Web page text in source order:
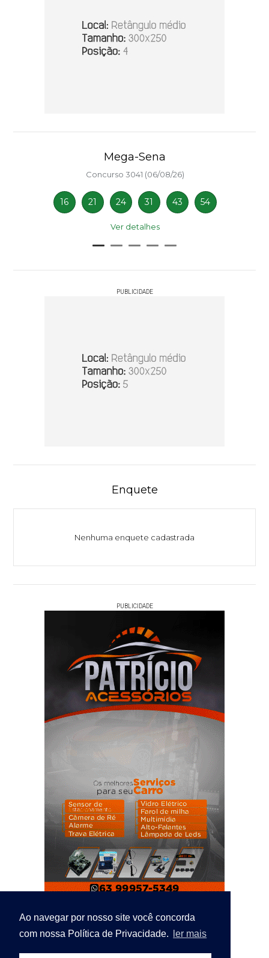
Ao navegar por nosso site você concorda
com nossa Política de Privacidade.
ler mais
Mega-Sena
Concurso 3041 (06/08/26)
16 21 24 31 43 54
Ver detalhes
PUBLICIDADE
Enquete
Nenhuma enquete cadastrada
PUBLICIDADE